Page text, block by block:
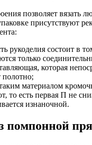
позволяет вязать
присутствуют
рукоделия состоит в
только
которая
материалом
то есть первая П не
изнаночной.
помпонной